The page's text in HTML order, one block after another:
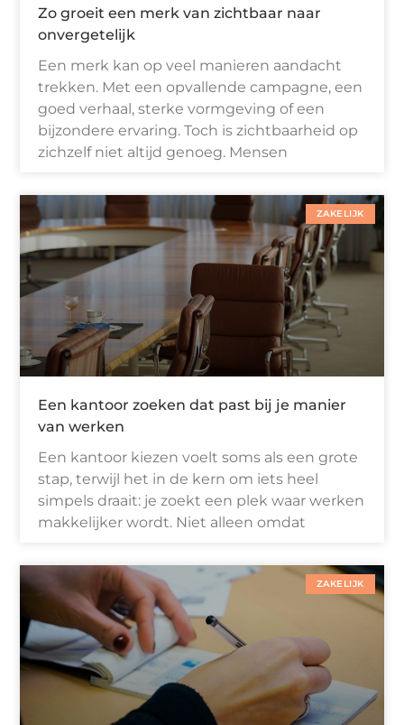
Zo groeit een merk van zichtbaar naar
onvergetelijk
Een merk kan op veel manieren aandacht
trekken. Met een opvallende campagne, een
goed verhaal, sterke vormgeving of een
bijzondere ervaring. Toch is zichtbaarheid op
zichzelf niet altijd genoeg. Mensen
ZAKELIJK
Een kantoor zoeken dat past bij je manier
van werken
Een kantoor kiezen voelt soms als een grote
stap, terwijl het in de kern om iets heel
simpels draait: je zoekt een plek waar werken
makkelijker wordt. Niet alleen omdat
ZAKELIJK